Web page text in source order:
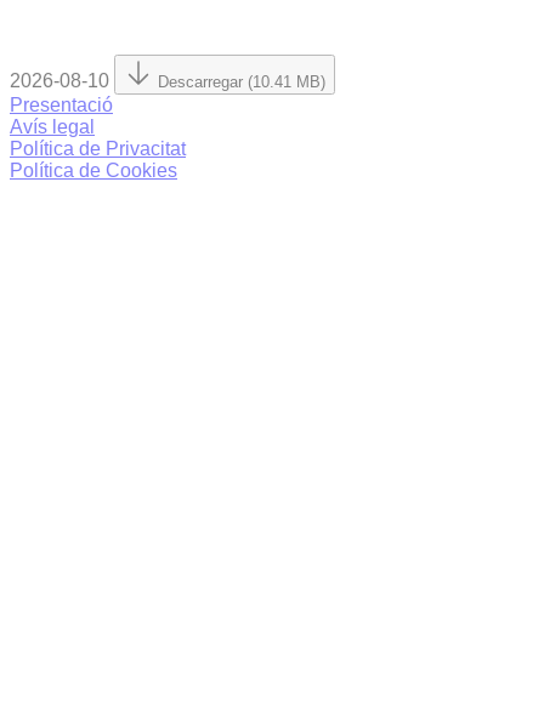
2026-08-10 Descarregar (10.41 MB)
Presentació
Avís legal
Política de Privacitat
Política de Cookies